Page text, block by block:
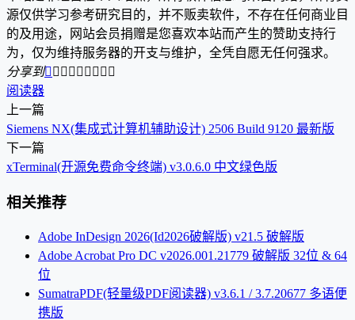
源仅供学习参考研究目的，并不贩卖软件，不存在任何商业目
的及用途，网站会员捐赠是您喜欢本站而产生的赞助支持行
为，仅为维持服务器的开支与维护，全凭自愿无任何强求。
分享到        
阅读器
上一篇
Siemens NX(集成式计算机辅助设计) 2506 Build 9120 最新版
下一篇
xTerminal(开源免费命令终端) v3.0.6.0 中文绿色版
相关推荐
Adobe InDesign 2026(Id2026破解版) v21.5 破解版
Adobe Acrobat Pro DC v2026.001.21779 破解版 32位 & 64
位
SumatraPDF(轻量级PDF阅读器) v3.6.1 / 3.7.20677 多语便
携版